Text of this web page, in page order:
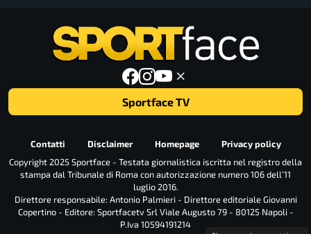
Sportface TV
Contatti Disclaimer Homepage
Privacy policy
Copyright 2025 Sportface - Testata giornalistica iscritta nel registro della
stampa dal Tribunale di Roma con autorizzazione numero 106 dell’11
luglio 2016.
Direttore responsabile: Antonio Palmieri - Direttore editoriale Giovanni
Copertino - Editore: Sportfacetv Srl Viale Augusto 79 - 80125 Napoli -
P.Iva 10594191214